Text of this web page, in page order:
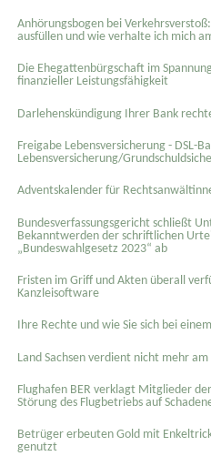
Anhörungsbogen bei
ausfüllen und wie verhalte ich mich
Die Ehegattenbürgschaft im
finanzieller Leistungsfähigkeit
Darlehenskündigung Ihrer Bank
Freigabe Lebensversicherung - DSL-
Lebensversicherung/
Adventskalender für
Bundesverfassungsgericht schließt
Bekanntwerden der schriftlichen
„Bundeswahlgesetz 2023“ ab
Fristen im Griff und Akten überall
Kanzleisoftware
Ihre Rechte und wie Sie sich bei
Land Sachsen verdient nicht mehr
Flughafen BER verklagt Mitglieder
Störung des Flugbetriebs auf
Betrüger erbeuten Gold mit
genutzt